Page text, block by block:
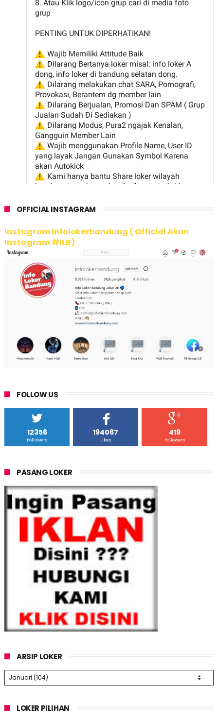
OFFICIAL INSTAGRAM
Instagram Infolokerbandung ( Official Akun
Instagram #ILB)
FOLLOW US
12356
Followers
194067
Likes
419
Followers
PASANG LOKER
ARSIP LOKER
LOKER PILIHAN